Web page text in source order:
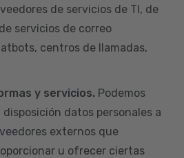
de servicios de TI, de
servicios de correo
centros de llamadas,
y servicios. Podemos
datos personales a
externos que
u ofrecer ciertas